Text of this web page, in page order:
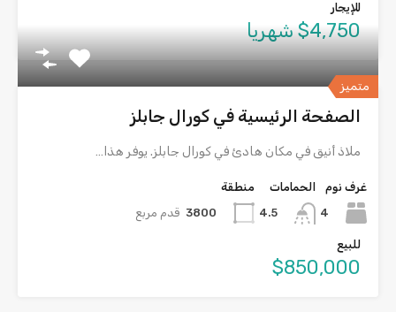
للإيجار
$4,750 شهريا
متميز
الصفحة الرئيسية في كورال جابلز
ملاذ أنيق في مكان هادئ في كورال جابلز. يوفر هذا…
غرف نوم
4
الحمامات
4.5
منطقة
3800 قدم مربع
للبيع
$850,000